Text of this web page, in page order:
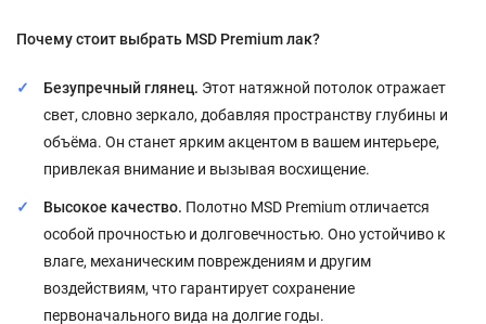
Почему стоит выбрать MSD Premium лак?
Безупречный глянец. Этот натяжной потолок отражает
свет, словно зеркало, добавляя пространству глубины и
объёма. Он станет ярким акцентом в вашем интерьере,
привлекая внимание и вызывая восхищение.
Высокое качество. Полотно MSD Premium отличается
особой прочностью и долговечностью. Оно устойчиво к
влаге, механическим повреждениям и другим
воздействиям, что гарантирует сохранение
первоначального вида на долгие годы.